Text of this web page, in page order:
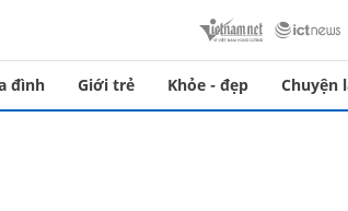
đình Giới trẻ Khỏe - đẹp Chuyện